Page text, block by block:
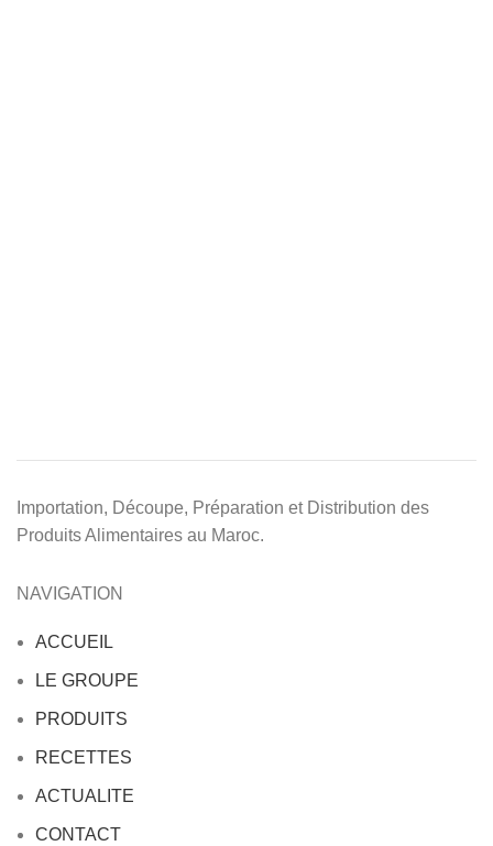
Importation, Découpe, Préparation et Distribution des
Produits Alimentaires au Maroc.
NAVIGATION
ACCUEIL
LE GROUPE
PRODUITS
RECETTES
ACTUALITE
CONTACT